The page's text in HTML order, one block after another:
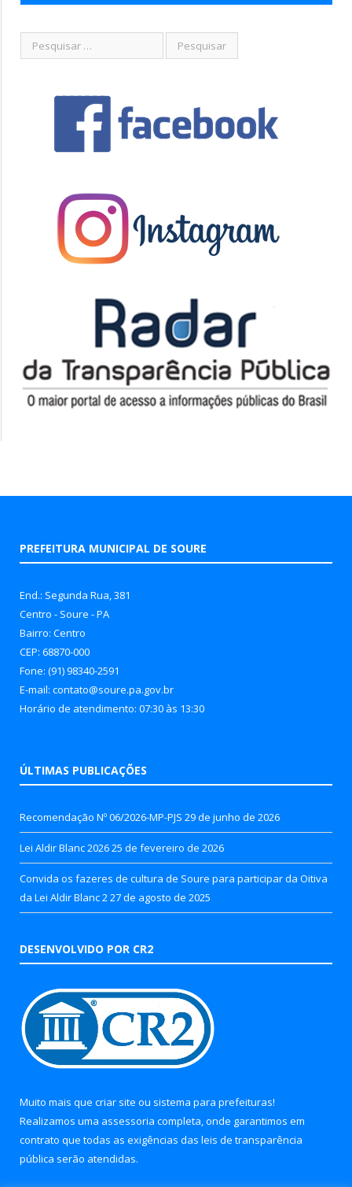
PREFEITURA MUNICIPAL DE SOURE
End.: Segunda Rua, 381
Centro - Soure - PA
Bairro: Centro
CEP: 68870-000
Fone: (91) 98340-2591
E-mail: contato@soure.pa.gov.br
Horário de atendimento: 07:30 às 13:30
ÚLTIMAS PUBLICAÇÕES
Recomendação Nº 06/2026-MP-PJS 29 de junho de 2026
Lei Aldir Blanc 202625 de fevereiro de 2026
Convida os fazeres de cultura de Soure para participar da Oitiva
da Lei Aldir Blanc 2 27 de agosto de 2025
DESENVOLVIDO POR CR2
Muito mais que criar site ou sistema para prefeituras!
Realizamos uma assessoria completa, onde garantimos em
contrato que todas as exigências das leis de transparência
pública serão atendidas.